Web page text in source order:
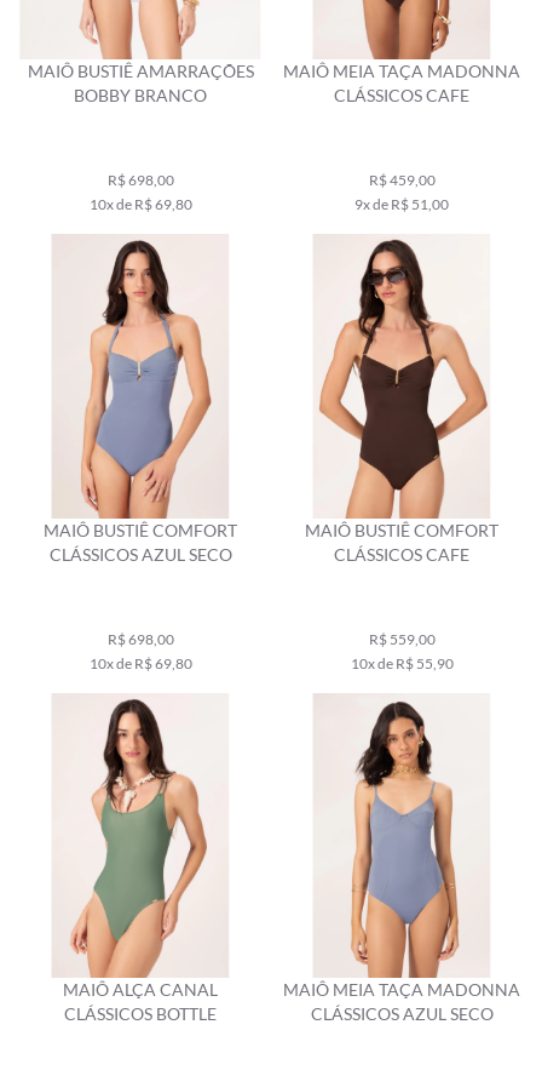
MAIÔ BUSTIÊ AMARRAÇÕES
BOBBY BRANCO
R$ 698,00
10x de R$ 69,80
MAIÔ MEIA TAÇA MADONNA
CLÁSSICOS CAFE
R$ 459,00
9x de R$ 51,00
MAIÔ BUSTIÊ COMFORT
CLÁSSICOS AZUL SECO
R$ 698,00
10x de R$ 69,80
MAIÔ BUSTIÊ COMFORT
CLÁSSICOS CAFE
R$ 559,00
10x de R$ 55,90
MAIÔ ALÇA CANAL
CLÁSSICOS BOTTLE
MAIÔ MEIA TAÇA MADONNA
CLÁSSICOS AZUL SECO